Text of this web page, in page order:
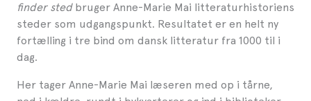
finder sted bruger Anne-Marie Mai litteraturhistoriens
steder som udgangspunkt. Resultatet er en helt ny
fortælling i tre bind om dansk litteratur fra 1000 til i
dag.
Her tager Anne-Marie Mai læseren med op i tårne,